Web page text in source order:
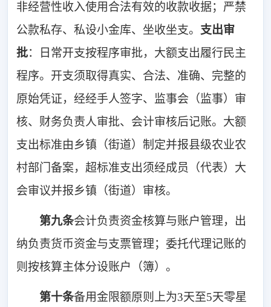
非经营性收入使用合法有效的收款收据；严禁
公款私存、私设小金库、坐收坐支。 支出审
批：日常开支按程序审批，大额支出履行民主
程序。开支须取得真实、合法、准确、完整的
原始凭证，经经手人签字、监事会（监事）审
核、财务负责人审批、会计审核后记账。大额
支出标准由乡镇（街道）制定并报县级农业农
村部门备案，超标准支出须经成员（代表）大
会审议并报乡镇（街道）审核。
第九条会计负责资金核算与账户管理，出
纳负责货币资金与支票管理；委托代理记账的
则按核算主体分设账户（簿）。
第十条备用金限额原则上为3天至5天零星